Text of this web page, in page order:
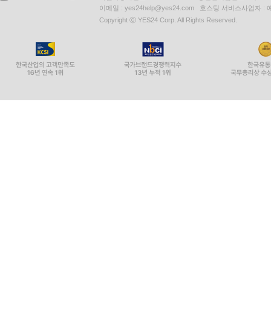
이메일 : yes24help@yes24.com 호스팅 서비스사업자 :
Copyright ⓒ YES24 Corp. All Rights Reserved.